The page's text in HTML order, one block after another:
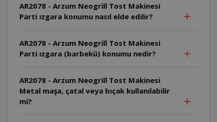
AR2078 - Arzum Neogrill Tost Makinesi
Parti ızgara konumu nasıl elde edilir?
AR2078 - Arzum Neogrill Tost Makinesi
Parti ızgara (barbekü) konumu nedir?
AR2078 - Arzum Neogrill Tost Makinesi
Metal maşa, çatal veya bıçak kullanılabilir
mi?